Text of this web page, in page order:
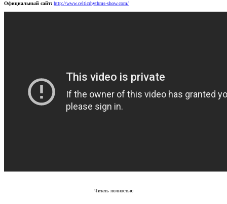
Официальный сайт: http://www.celticrhythms-show.com/
Читать полностью